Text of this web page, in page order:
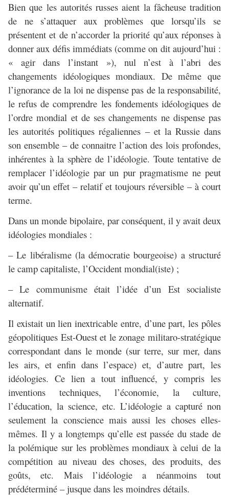
Bien que les autorités russes aient la fâcheuse tradition
de ne s’attaquer aux problèmes que lorsqu’ils se
présentent et de n’accorder la priorité qu’aux réponses à
donner aux défis immédiats (comme on dit aujourd’hui :
« agir dans l’instant »), nul n’est à l’abri des
changements idéologiques mondiaux. De même que
l’ignorance de la loi ne dispense pas de la responsabilité,
le refus de comprendre les fondements idéologiques de
l’ordre mondial et de ses changements ne dispense pas
les autorités politiques régaliennes – et la Russie dans
son ensemble – de connaitre l’action des lois profondes,
inhérentes à la sphère de l’idéologie. Toute tentative de
remplacer l’idéologie par un pur pragmatisme ne peut
avoir qu’un effet – relatif et toujours réversible – à court
terme.
Dans un monde bipolaire, par conséquent, il y avait deux
idéologies mondiales :
– Le libéralisme (la démocratie bourgeoise) a structuré
le camp capitaliste, l’Occident mondial(iste) ;
– Le communisme était l’idée d’un Est socialiste
alternatif.
Il existait un lien inextricable entre, d’une part, les pôles
géopolitiques Est-Ouest et le zonage militaro-stratégique
correspondant dans le monde (sur terre, sur mer, dans
les airs, et enfin dans l’espace) et, d’autre part, les
idéologies. Ce lien a tout influencé, y compris les
inventions techniques, l’économie, la culture,
l’éducation, la science, etc. L’idéologie a capturé non
seulement la conscience mais aussi les choses elles-
mêmes. Il y a longtemps qu’elle est passée du stade de
la polémique sur les problèmes mondiaux à celui de la
compétition au niveau des choses, des produits, des
goûts, etc. Mais l’idéologie a néanmoins tout
prédéterminé – jusque dans les moindres détails.